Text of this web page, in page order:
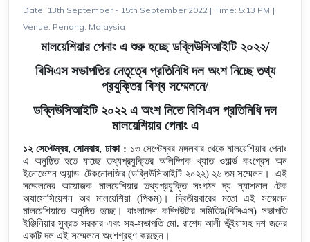
Date: 13th September - 15th September 2022 | Time: 5:13 PM |
Venue: Penang, Malaysia
মালয়েশিয়ার পেনাং এ শুরু হচ্ছে ডব্লিউসিআইটি ২০২২/
বিসিএস সভাপতির নেতৃত্বে প্রতিনিধি দল অংশ নিচ্ছে তথ্য
প্রযুক্তির বিশ্ব সম্মেলনে/
ডব্লিউসিআইটি ২০২২ এ অংশ নিতে বিসিএস প্রতিনিধি দল
মালয়েশিয়ার পেনাং এ
১২ সেপ্টেম্বর, সোমবার, ঢাকা : ১৩ সেপ্টেম্বর মঙ্গলবার থেকে মালয়েশিয়ার পেনাং
এ অনুষ্ঠিত হতে যাচ্ছে তথ্যপ্রযুক্তির অলিম্পিক খ্যাত ওয়ার্ল্ড কংগ্রেস অন
ইনোভেশন অ্যান্ড টেকনোলজির (ডব্লিউসিআইটি ২০২২) ২৬ তম সম্মেলন। এই
সম্মেলনের আয়োজক মালয়েশিয়ার তথ্যপ্রযুক্তি সংগঠন দ্য ন্যাশনাল টেক
অ্যাসোসিয়েশন অব মালয়েশিয়া (পিকম)। দ্বিতীয়বারের মতো এই সম্মেলন
মালয়েশিয়াতে অনুষ্ঠিত হচ্ছে। বাংলাদেশ কম্পিউটার সমিতির(বিসিএস) সভাপতি
ইঞ্জিনিয়ার সুব্রত সরকার এবং সহ-সভাপতি মো. রাশেদ আলী ভূঁইয়াসহ দশ জনের
একটি দল এই সম্মেলনে অংশগ্রহণ করছেন।